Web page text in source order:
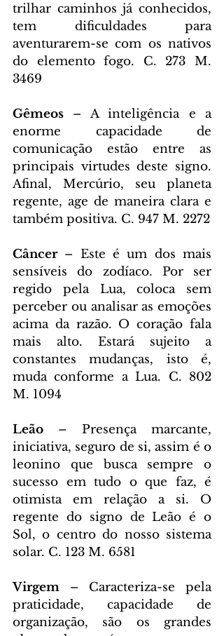
trilhar caminhos já conhecidos,
tem dificuldades para
aventurarem-se com os nativos
do elemento fogo. C. 273 M.
3469
Gêmeos – A inteligência e a
enorme capacidade de
comunicação estão entre as
principais virtudes deste signo.
Afinal, Mercúrio, seu planeta
regente, age de maneira clara e
também positiva. C. 947 M. 2272
Câncer – Este é um dos mais
sensíveis do zodíaco. Por ser
regido pela Lua, coloca sem
perceber ou analisar as emoções
acima da razão. O coração fala
mais alto. Estará sujeito a
constantes mudanças, isto é,
muda conforme a Lua. C. 802
M. 1094
Leão – Presença marcante,
iniciativa, seguro de si, assim é o
leonino que busca sempre o
sucesso em tudo o que faz, é
otimista em relação a si. O
regente do signo de Leão é o
Sol, o centro do nosso sistema
solar. C. 123 M. 6581
Virgem – Caracteriza-se pela
praticidade, capacidade de
organização, são os grandes